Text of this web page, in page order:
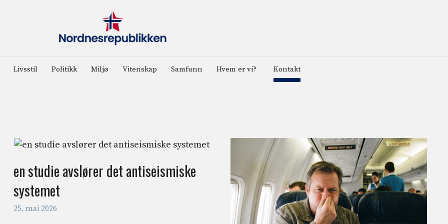
Livsstil Politikk Miljø Vitenskap Samfunn Hvem er vi? Kontakt
en studie avslører det antiseismiske
systemet
25. mai 2026